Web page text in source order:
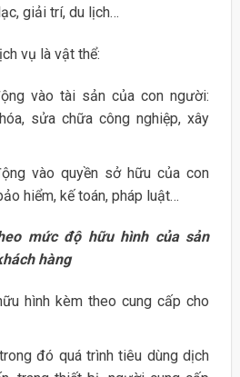
giải trí, du lịch…
vụ là vật thể:
vào tài sản của con người:
sửa chữa công nghiệp, xây
vào quyền sở hữu của con
hiểm, kế toán, pháp luật…
mức độ hữu hình của sản
hàng
hình kèm theo cung cấp cho
đó quá trình tiêu dùng dịch